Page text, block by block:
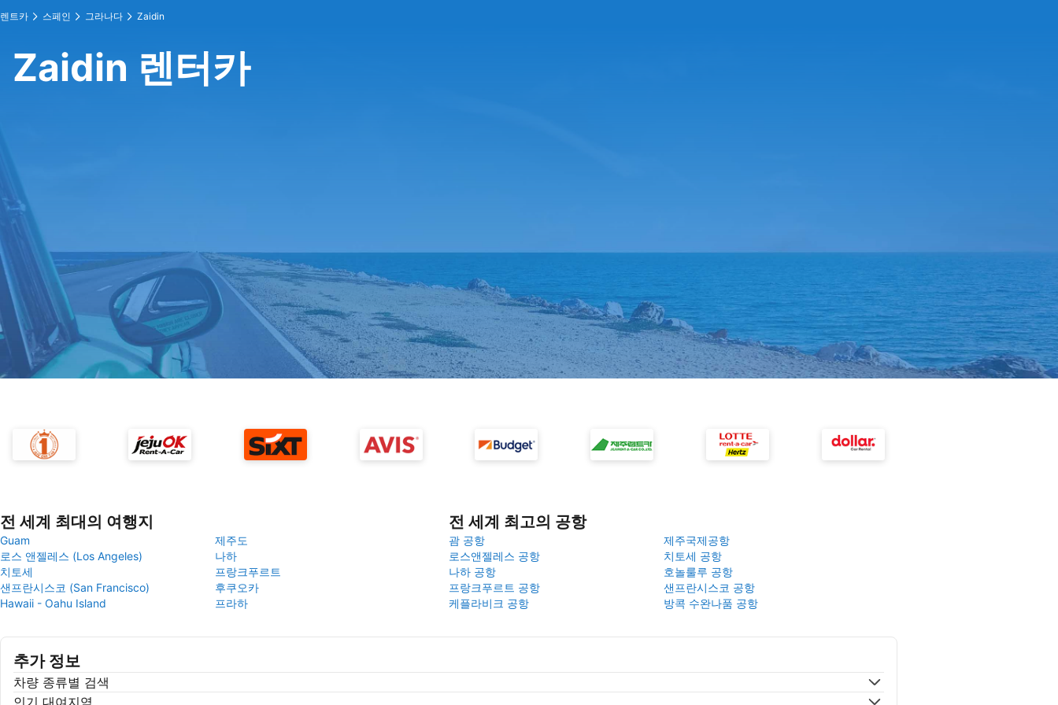
렌트카 스페인 그라나다 Zaidin
Zaidin 렌터카
전 세계 최대의 여행지
Guam
제주도
로스 앤젤레스 (Los Angeles)
나하
치토세
프랑크푸르트
샌프란시스코 (San Francisco)
후쿠오카
Hawaii - Oahu Island
프라하
전 세계 최고의 공항
괌 공항
제주국제공항
로스앤젤레스 공항
치토세 공항
나하 공항
호놀룰루 공항
프랑크푸르트 공항
샌프란시스코 공항
케플라비크 공항
방콕 수완나품 공항
추가 정보
차량 종류별 검색
인기 대여지역